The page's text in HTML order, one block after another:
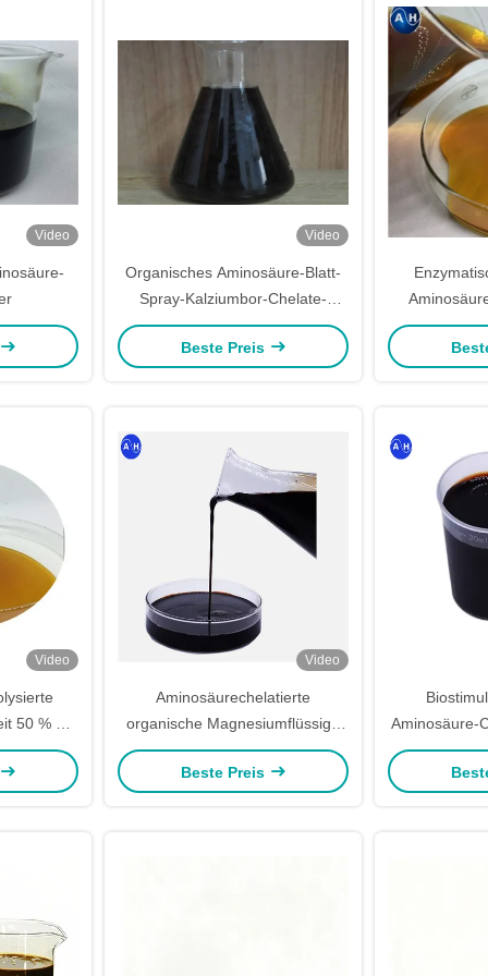
Video Video
Organisches Aminosäure-Blatt-
Spray-Kalziumbor-Chelate-
Blattgemüse
Beste Preis
Video
50 % –
schnelle
Video
Aminosäurechelatierte
organische Magnesiumflüssige
Blattpflanzenwachstum
Beste Preis
Aminosäure-